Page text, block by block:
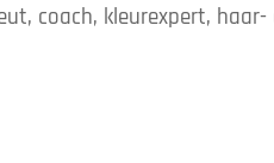
coach, kleurexpert,